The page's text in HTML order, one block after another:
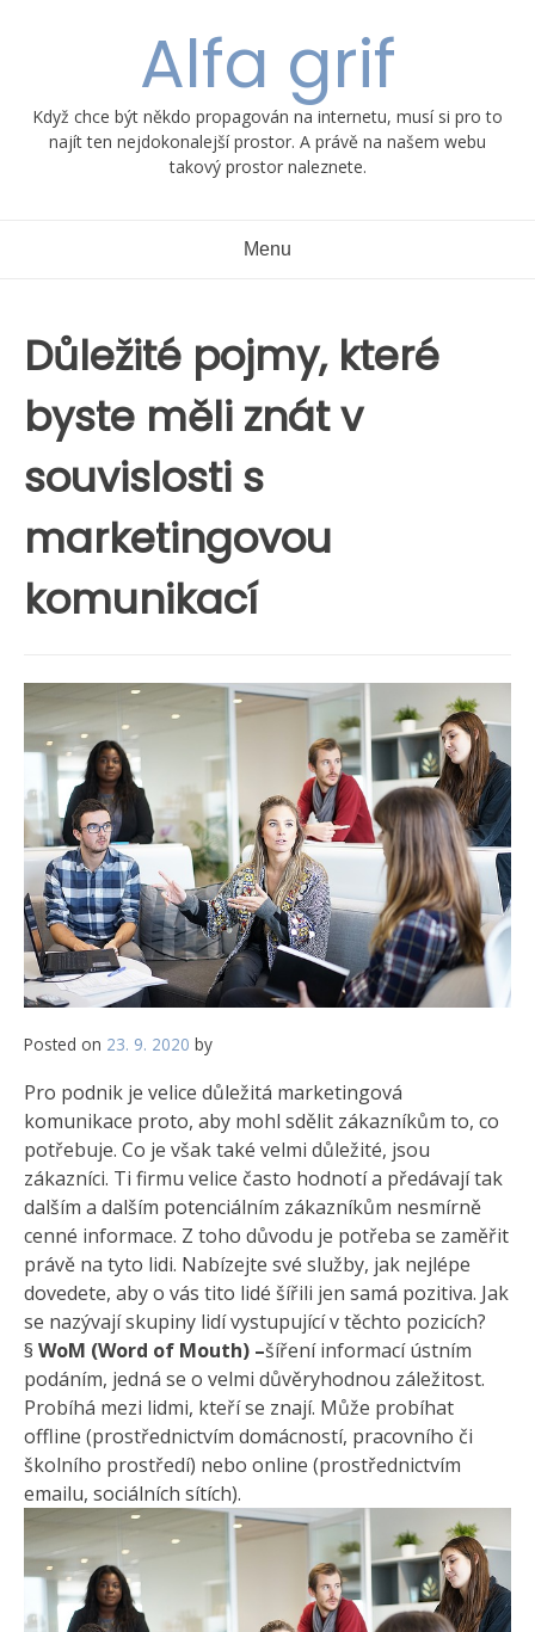
Alfa grif
Když chce být někdo propagován na internetu, musí si pro to
najít ten nejdokonalejší prostor. A právě na našem webu
takový prostor naleznete.
Menu
Důležité pojmy, které
byste měli znát v
souvislosti s
marketingovou
komunikací
Posted on 23. 9. 2020 by
Pro podnik je velice důležitá marketingová
komunikace proto, aby mohl sdělit zákazníkům to, co
potřebuje. Co je však také velmi důležité, jsou
zákazníci. Ti firmu velice často hodnotí a předávají tak
dalším a dalším potenciálním zákazníkům nesmírně
cenné informace. Z toho důvodu je potřeba se zaměřit
právě na tyto lidi. Nabízejte své služby, jak nejlépe
dovedete, aby o vás tito lidé šířili jen samá pozitiva. Jak
se nazývají skupiny lidí vystupující v těchto pozicích?
§ WoM (Word of Mouth) –šíření informací ústním
podáním, jedná se o velmi důvěryhodnou záležitost.
Probíhá mezi lidmi, kteří se znají. Může probíhat
offline (prostřednictvím domácností, pracovního či
školního prostředí) nebo online (prostřednictvím
emailu, sociálních sítích).